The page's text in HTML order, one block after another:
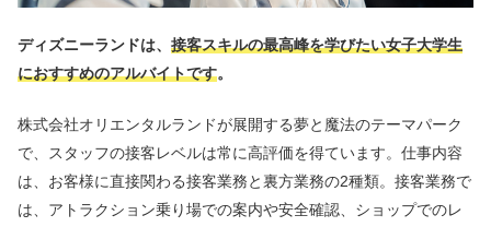
ディズニーランドは、 接客スキルの最高峰を学びたい女子大学生
におすすめのアルバイトです。
株式会社オリエンタルランドが展開する夢と魔法のテーマパーク
で、スタッフの接客レベルは常に高評価を得ています。仕事内容
は、お客様に直接関わる接客業務と裏方業務の2種類。接客業務で
は、アトラクション乗り場での案内や安全確認、ショップでのレ